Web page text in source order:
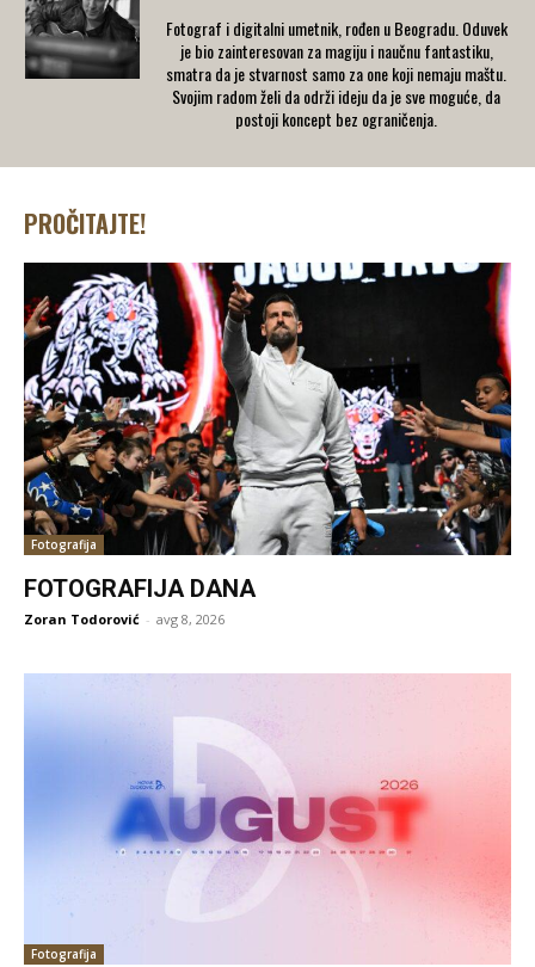
Fotograf i digitalni umetnik, rođen u Beogradu. Oduvek
je bio zainteresovan za magiju i naučnu fantastiku,
smatra da je stvarnost samo za one koji nemaju maštu.
Svojim radom želi da održi ideju da je sve moguće, da
postoji koncept bez ograničenja.
PROČITAJTE!
Fotografija
FOTOGRAFIJA DANA
Zoran Todorović - avg 8, 2026
Fotografija